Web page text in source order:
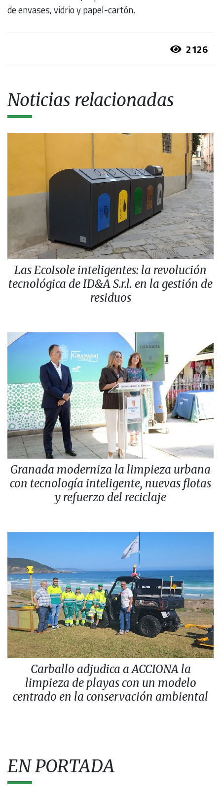
de envases, vidrio y papel-cartón.
2126
Noticias relacionadas
Las EcoIsole inteligentes: la revolución
tecnológica de ID&A S.r.l. en la gestión de
residuos
Granada moderniza la limpieza urbana
con tecnología inteligente, nuevas flotas
y refuerzo del reciclaje
Carballo adjudica a ACCIONA la
limpieza de playas con un modelo
centrado en la conservación ambiental
EN PORTADA